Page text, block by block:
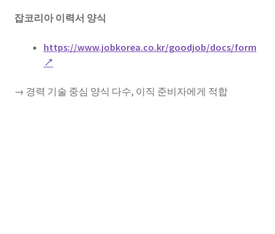
잡코리아 이력서 양식
https://www.jobkorea.co.kr/goodjob/docs/form
↗
→ 경력 기술 중심 양식 다수, 이직 준비자에게 적합